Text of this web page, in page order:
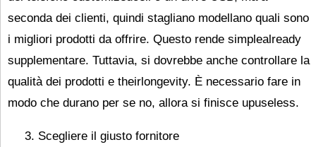
seconda dei clienti, quindi stagliano modellano quali sono
i migliori prodotti da offrire. Questo rende simplealready
supplementare. Tuttavia, si dovrebbe anche controllare la
qualità dei prodotti e theirlongevity. È necessario fare in
modo che durano per se no, allora si finisce upuseless.
3. Scegliere il giusto fornitore